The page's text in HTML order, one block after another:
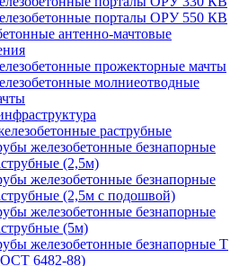
порталы ОРУ 550 КВ
антенно-мачтовые
прожекторные мачты
молниеотводные
раструбные
железобетонные безнапорные
(2,5м)
железобетонные безнапорные
(2,5м с подошвой)
железобетонные безнапорные
(5м)
железобетонные безнапорные Т
6482-88)